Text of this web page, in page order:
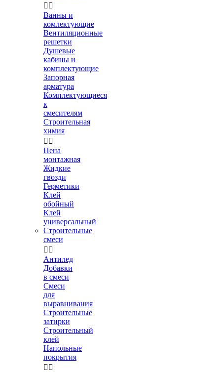
 
Ванны и
комлектующие
Вентиляционные
решетки
Душевые
кабины и
комплектующие
Запорная
арматура
Комплектующиеся
к
смесителям
Строительная
химия
 
Пена
монтажная
Жидкие
гвозди
Герметики
Клей
обойный
Клей
универсальный
Строительные
смеси
 
Антилед
Добавки
в смеси
Смеси
для
выравнивания
Строительные
затирки
Строительный
клей
Напольные
покрытия
 